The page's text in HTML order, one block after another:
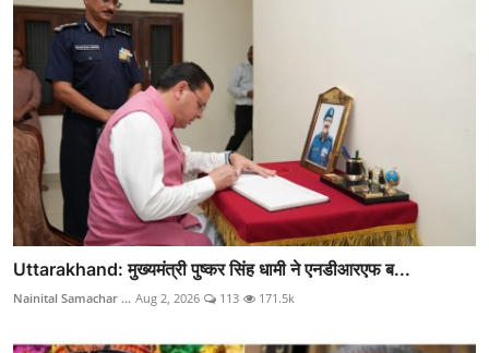
Uttarakhand: मुख्यमंत्री पुष्कर सिंह धामी ने एनडीआरएफ ब...
Nainital Samachar ... Aug 2, 2026 113 171.5k